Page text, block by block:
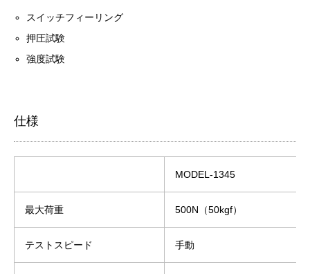
スイッチフィーリング
押圧試験
強度試験
仕様
MODEL-1345
最大荷重 500N（50kgf）
テストスピード 手動